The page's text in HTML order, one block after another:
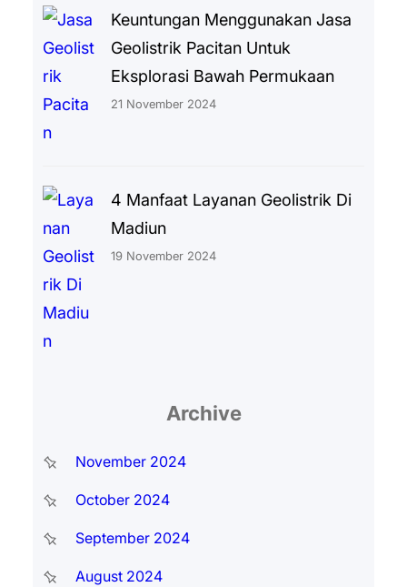
Keuntungan Menggunakan Jasa
Geolistrik Pacitan Untuk
Eksplorasi Bawah Permukaan
21 November 2024
4 Manfaat Layanan Geolistrik Di
Madiun
19 November 2024
Archive
November 2024
October 2024
September 2024
August 2024